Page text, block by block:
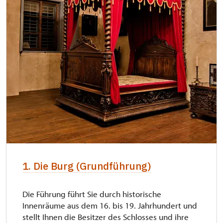
"Náš člověk"-Karte *
kostenlos
* Freier Eintritt nur für den Karteninhaber
Die Bezahlung ist bar in Kronen oder mit
Karte möglich.
1. Die Burg (Grundführung)
Die Führung führt Sie durch historische
Innenräume aus dem 16. bis 19. Jahrhundert und
stellt Ihnen die Besitzer des Schlosses und ihre